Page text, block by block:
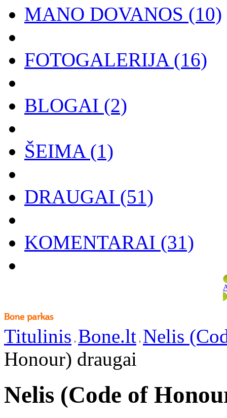
MANO DOVANOS (10)
FOTOGALERIJA(16)
BLOGAI (2)
ŠEIMA(1)
DRAUGAI (51)
KOMENTARAI (31)
Titulinis Bone.lt Nelis
Honour) draugai
Nelis (Code of